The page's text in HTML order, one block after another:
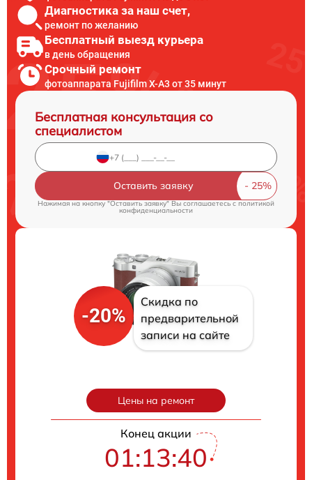
Диагностика за наш счет,
ремонт по желанию
Бесплатный выезд курьера
в день обращения
Срочный ремонт
фотоаппарата Fujifilm X-A3 от 35 минут
Бесплатная консультация со
специалистом
Оставить заявку
Нажимая на кнопку "Оставить заявку" Вы соглашаетесь c политикой
конфиденциальности
-20%
Скидка по
предварительной
записи на сайте
Цены на ремонт
Конец акции
01:13:39